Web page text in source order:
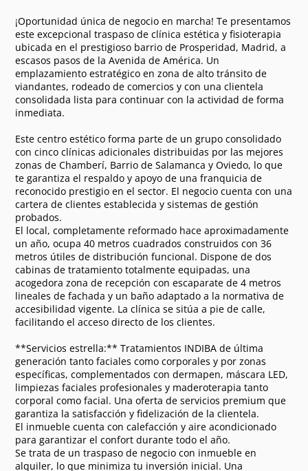
¡Oportunidad única de negocio en marcha! Te presentamos
este excepcional traspaso de clínica estética y fisioterapia
ubicada en el prestigioso barrio de Prosperidad, Madrid, a
escasos pasos de la Avenida de América. Un
emplazamiento estratégico en zona de alto tránsito de
viandantes, rodeado de comercios y con una clientela
consolidada lista para continuar con la actividad de forma
inmediata.
Este centro estético forma parte de un grupo consolidado
con cinco clínicas adicionales distribuidas por las mejores
zonas de Chamberí, Barrio de Salamanca y Oviedo, lo que
te garantiza el respaldo y apoyo de una franquicia de
reconocido prestigio en el sector. El negocio cuenta con una
cartera de clientes establecida y sistemas de gestión
probados.
El local, completamente reformado hace aproximadamente
un año, ocupa 40 metros cuadrados construidos con 36
metros útiles de distribución funcional. Dispone de dos
cabinas de tratamiento totalmente equipadas, una
acogedora zona de recepción con escaparate de 4 metros
lineales de fachada y un baño adaptado a la normativa de
accesibilidad vigente. La clínica se sitúa a pie de calle,
facilitando el acceso directo de los clientes.
**Servicios estrella:** Tratamientos INDIBA de última
generación tanto faciales como corporales y por zonas
específicas, complementados con dermapen, máscara LED,
limpiezas faciales profesionales y maderoterapia tanto
corporal como facial. Una oferta de servicios premium que
garantiza la satisfacción y fidelización de la clientela.
El inmueble cuenta con calefacción y aire acondicionado
para garantizar el confort durante todo el año.
Se trata de un traspaso de negocio con inmueble en
alquiler, lo que minimiza tu inversión inicial. Una